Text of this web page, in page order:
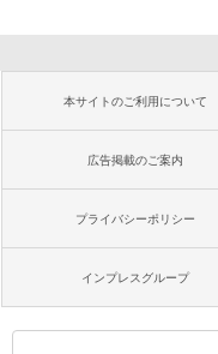
本サイトのご利用について
広告掲載のご案内
プライバシーポリシー
インプレスグループ